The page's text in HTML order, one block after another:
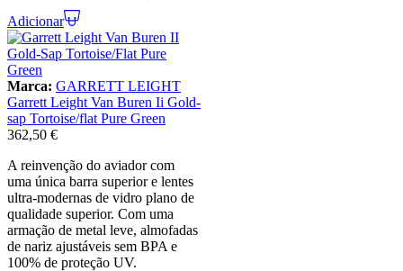
Adicionar
Marca: GARRETT LEIGHT
Garrett Leight Van Buren Ii Gold-
sap Tortoise/flat Pure Green
362,50 €
A reinvenção do aviador com
uma única barra superior e lentes
ultra-modernas de vidro plano de
qualidade superior. Com uma
armação de metal leve, almofadas
de nariz ajustáveis sem BPA e
100% de proteção UV.